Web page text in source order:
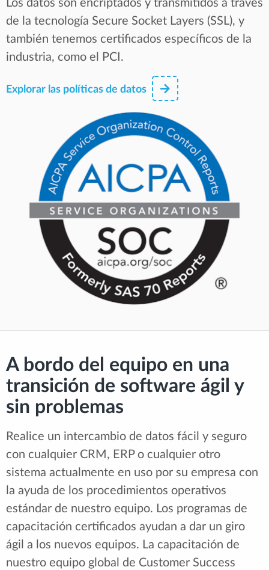
Los datos son encriptados y transmitidos a través
de la tecnología Secure Socket Layers (SSL), y
también tenemos certificados específicos de la
industria, como el PCI.
Explorar las políticas de datos
A bordo del equipo en una
transición de software ágil y
sin problemas
Realice un intercambio de datos fácil y seguro
con cualquier CRM, ERP o cualquier otro
sistema actualmente en uso por su empresa con
la ayuda de los procedimientos operativos
estándar de nuestro equipo. Los programas de
capacitación certificados ayudan a dar un giro
ágil a los nuevos equipos. La capacitación de
nuestro equipo global de Customer Success